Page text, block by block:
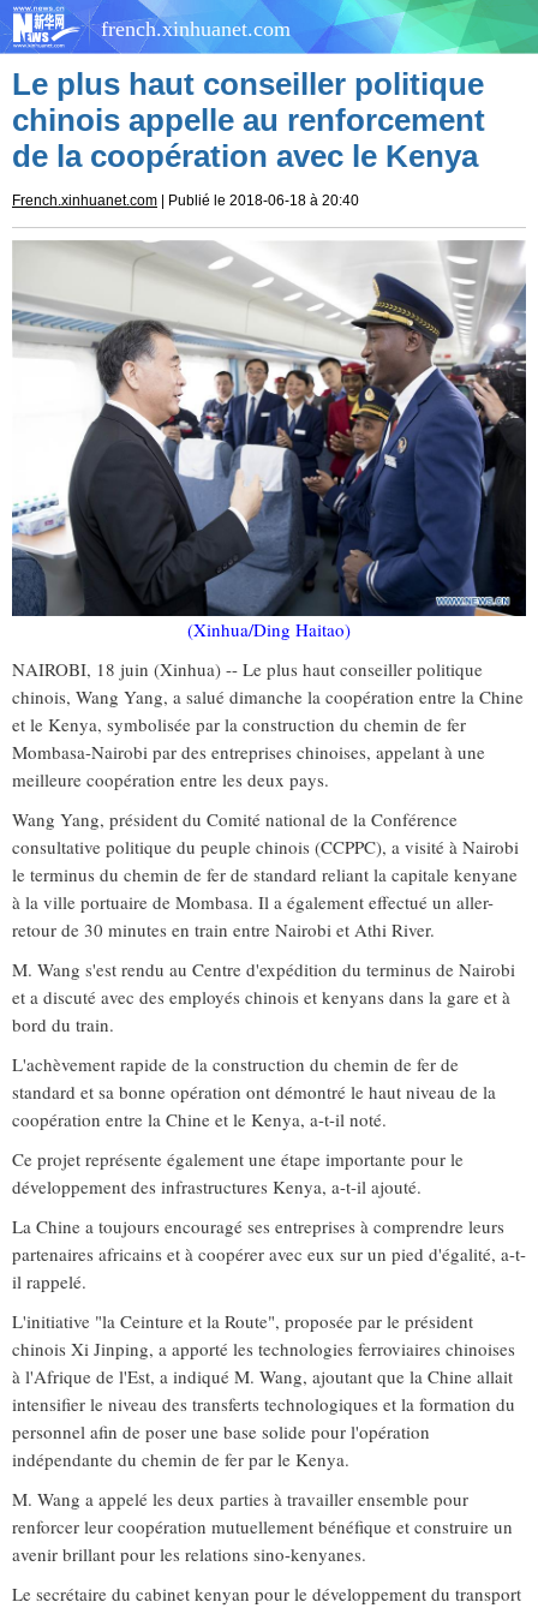
french.xinhuanet.com
Le plus haut conseiller politique
chinois appelle au renforcement
de la coopération avec le Kenya
French.xinhuanet.com | Publié le 2018-06-18 à 20:40
(Xinhua/Ding Haitao)
NAIROBI, 18 juin (Xinhua) -- Le plus haut conseiller politique
chinois, Wang Yang, a salué dimanche la coopération entre la Chine
et le Kenya, symbolisée par la construction du chemin de fer
Mombasa-Nairobi par des entreprises chinoises, appelant à une
meilleure coopération entre les deux pays.
Wang Yang, président du Comité national de la Conférence
consultative politique du peuple chinois (CCPPC), a visité à Nairobi
le terminus du chemin de fer de standard reliant la capitale kenyane
à la ville portuaire de Mombasa. Il a également effectué un aller-
retour de 30 minutes en train entre Nairobi et Athi River.
M. Wang s'est rendu au Centre d'expédition du terminus de Nairobi
et a discuté avec des employés chinois et kenyans dans la gare et à
bord du train.
L'achèvement rapide de la construction du chemin de fer de
standard et sa bonne opération ont démontré le haut niveau de la
coopération entre la Chine et le Kenya, a-t-il noté.
Ce projet représente également une étape importante pour le
développement des infrastructures Kenya, a-t-il ajouté.
La Chine a toujours encouragé ses entreprises à comprendre leurs
partenaires africains et à coopérer avec eux sur un pied d'égalité, a-t-
il rappelé.
L'initiative "la Ceinture et la Route", proposée par le président
chinois Xi Jinping, a apporté les technologies ferroviaires chinoises
à l'Afrique de l'Est, a indiqué M. Wang, ajoutant que la Chine allait
intensifier le niveau des transferts technologiques et la formation du
personnel afin de poser une base solide pour l'opération
indépendante du chemin de fer par le Kenya.
M. Wang a appelé les deux parties à travailler ensemble pour
renforcer leur coopération mutuellement bénéfique et construire un
avenir brillant pour les relations sino-kenyanes.
Le secrétaire du cabinet kenyan pour le développement du transport